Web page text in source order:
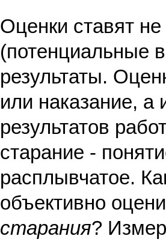
Оценки ставят
(потенциальные
результаты.
или наказание, а
результатов
старание -
расплывчатое.
объективно
старания?